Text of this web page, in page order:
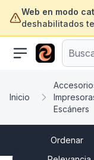
Web en modo
deshabilitados
Inicio
Escáners
Ordenar